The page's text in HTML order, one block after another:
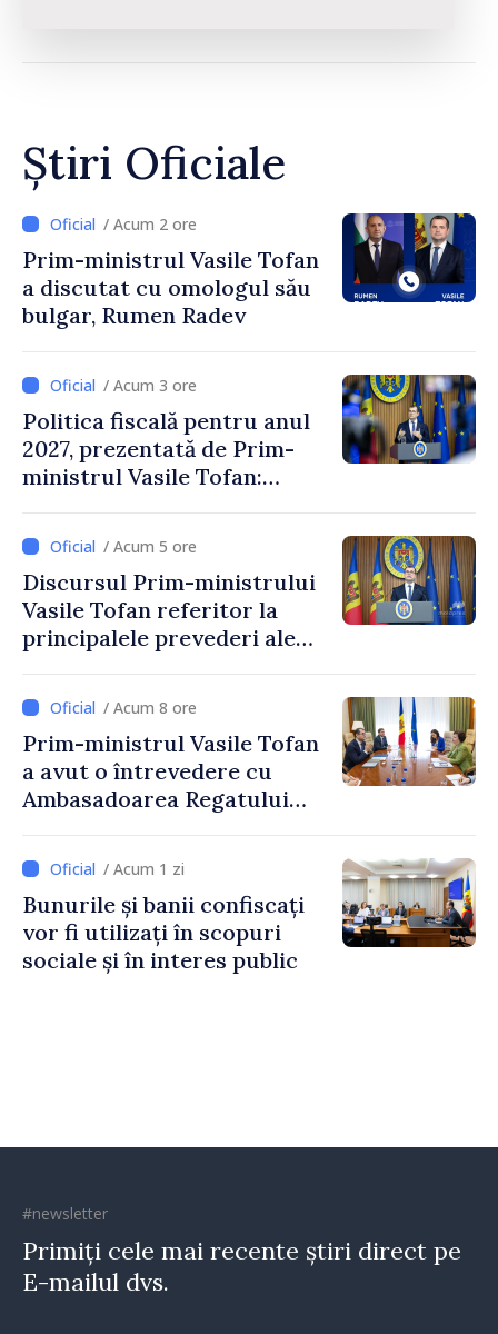
Știri Oficiale
/ Acum 2 ore
Prim-ministrul Vasile Tofan
a discutat cu omologul său
bulgar, Rumen Radev
/ Acum 3 ore
Politica fiscală pentru anul
2027, prezentată de Prim-
ministrul Vasile Tofan:
stimularea investițiilor și o
taxare mai echitabilă
/ Acum 5 ore
Discursul Prim-ministrului
Vasile Tofan referitor la
principalele prevederi ale
2027
/ Acum 8 ore
Prim-ministrul Vasile Tofan
a avut o întrevedere cu
Ambasadoarea Regatului
Irlandei de Nord, Fern
Horine / Acum 1 zi
Bunurile și banii confiscați
vor fi utilizați în scopuri
sociale și în interes public
#newsletter
Primiți cele mai recente știri direct pe
E-mailul dvs.